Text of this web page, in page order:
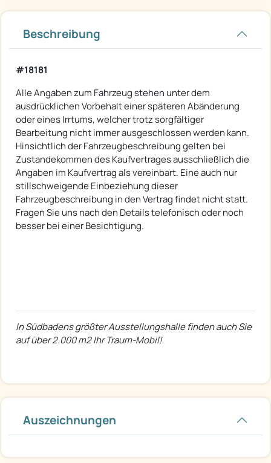
Beschreibung
#18181
Alle Angaben zum Fahrzeug stehen unter dem
ausdrücklichen Vorbehalt einer späteren Abänderung
oder eines Irrtums, welcher trotz sorgfältiger
Bearbeitung nicht immer ausgeschlossen werden kann.
Hinsichtlich der Fahrzeugbeschreibung gelten bei
Zustandekommen des Kaufvertrages ausschließlich die
Angaben im Kaufvertrag als vereinbart. Eine auch nur
stillschweigende Einbeziehung dieser
Fahrzeugbeschreibung in den Vertrag findet nicht statt.
Fragen Sie uns nach den Details telefonisch oder noch
besser bei einer Besichtigung.
In Südbadens größter Ausstellungshalle finden auch Sie
auf über 2.000 m2 Ihr Traum-Mobil!
Auszeichnungen